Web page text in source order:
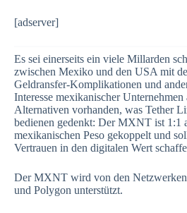
[adserver]
Es sei einerseits ein viele Millarden
zwischen Mexiko und den USA mit
Geldransfer-Komplikationen und
Interesse mexikanischer
Alternativen vorhanden, was Tether
bedienen gedenkt: Der MXNT ist 1:1
mexikanischen Peso gekoppelt und
Vertrauen in den digitalen Wert
Der MXNT wird von den
und Polygon unterstützt.